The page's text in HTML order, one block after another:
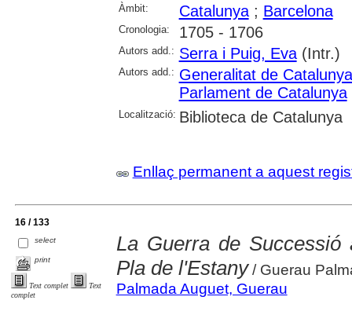
Àmbit:
Catalunya; Barcelona
Cronologia: 1705 - 1706
Autors add.: Serra i Puig, Eva(Intr.)
Autors add.: Generalitat de Catalunya
Parlament de Catalunya
Localització: Biblioteca de Catalunya
Enllaç permanent a aquest
16 / 133
select
print
Text complet
Text
complet
La Guerra de
Pla de l'Estany/ Guerau
Palmada Auguet, Guerau